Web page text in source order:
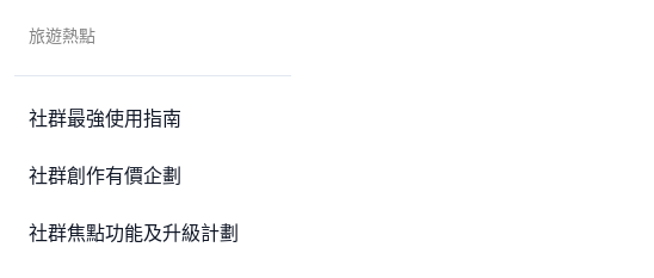
旅遊熱點
社群最強使用指南
社群創作有價企劃
社群焦點功能及升級計劃